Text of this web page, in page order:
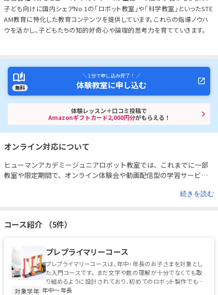
子ども向けに国内シェアNo.1の「ロボット教室」や「科学教室」といったSTE
AM教育に特化した教育コンテンツを提供しています。これらの指導ノウハ
ウを活かし、子どもたちの知的好奇心や論理的思考力を育てていきます。
無料
＼ 1分で申し込み完了！ ／
体験教室に申し込む
体験レッスン＋口コミ投稿で
Amazonギフトカード2,000円分がもらえる！
オンライン対応について
ヒューマンアカデミージュニアロボット教室では、これまでに一部
教室や限定期間で、オンライン体験会や動画配信型の学習サービス
トの製作解説動画や改造アイデアの紹介など、自宅でも学びを深め
tube.com/watch?v=UhY0Y57-gqU&feature=youtu.be
をご希望の方は事前に各教室または運営事務局までお問い合わせく
ださい。
続きを読む
コース紹介 （5件）
プレプライマリーコース
プレプライマリーコースは、年中・年長のお子さまを対象とし
た入門コースです。 まだ文字や数の理解が十分でなくても取
り組めるように設計されており、初めてのロボット製作でも無
理なく進められる工夫...
対象学年 年中〜年長